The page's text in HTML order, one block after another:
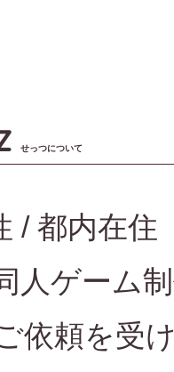
せっつについて
/ 都内在住
人ゲーム
依頼を受